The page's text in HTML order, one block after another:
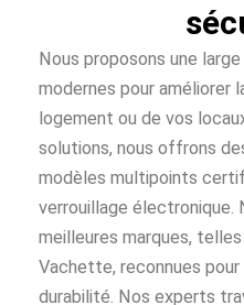
Nous proposons une
modernes pour améliorer
logement ou de vos
solutions, nous offrons
modèles multipoints
verrouillage électronique.
meilleures marques,
Vachette, reconnues
durabilité. Nos experts